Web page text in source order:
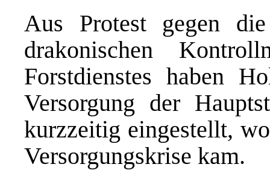
Aus Protest gegen
drakonischen
Forstdienstes haben
Versorgung der
kurzzeitig eingestellt,
Versorgungskrise kam.